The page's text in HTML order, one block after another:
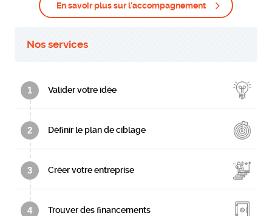
En savoir plus sur l'accompagnement
Nos services
1 Valider votre idée
2 Définir le plan de ciblage
3 Créer votre entreprise
4 Trouver des financements